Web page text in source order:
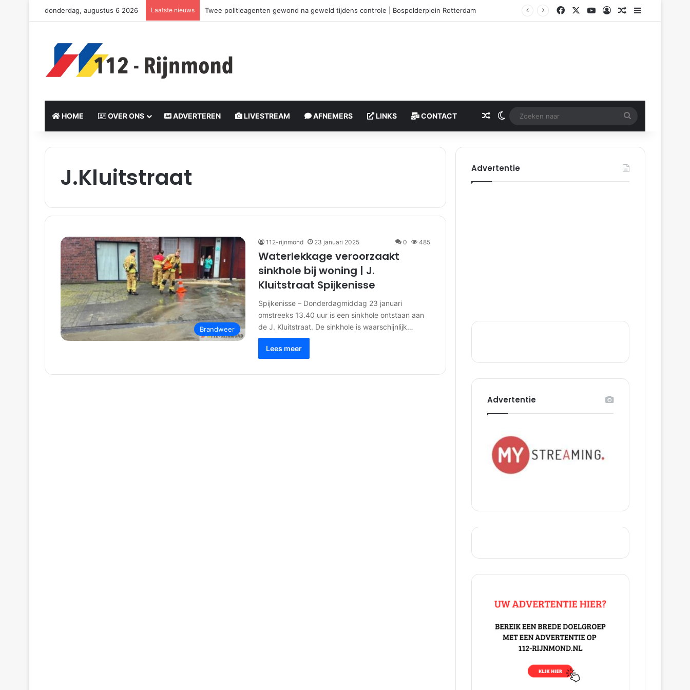
donderdag, augustus 6 2026 Laatste nieuws Twee politieagenten gewond na geweld tijdens controle | Bospolderplein Rotterdam Facebook
X YouTubeLog InGerelateerd artikel
Sidebar
HOME OVER ONS ADVERTEREN LIVESTREAM AFNEMERS LINKS CONTACT Gerelateerd artikel
Switch skin
Zoeken
naar
J.Kluitstraat
Brandweer
112-rijnmond 23 januari 2025 0 485
Waterlekkage veroorzaakt
sinkhole bij woning | J.
Kluitstraat Spijkenisse
Spijkenisse – Donderdagmiddag 23 januari
omstreeks 13.40 uur is een sinkhole ontstaan aan
de J. Kluitstraat. De sinkhole is waarschijnlijk…
Lees meer
Advertentie
Advertentie